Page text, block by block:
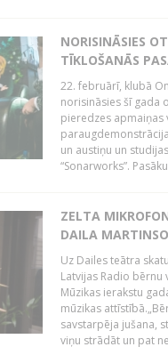
NORISINĀSIES
TĪKLOŠANĀS
22. februārī, klubā
norisināsies šī gada
pieredzes apmaiņas
un austiņu un
“Sonarworks”.
ZELTA
DAILA
Uz Dailes teātra
Latvijas Radio
Mūzikas ierakstu
mūzikas
savstarpēja jušana,
viņu strādāt un pat